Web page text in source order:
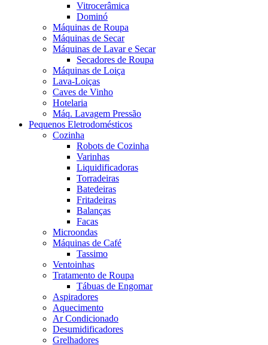
Vitrocerâmica
Dominó
Máquinas de Roupa
Máquinas de Secar
Máquinas de Lavar e Secar
Secadores de Roupa
Máquinas de Loiça
Lava-Loiças
Caves de Vinho
Hotelaria
Máq. Lavagem Pressão
Pequenos Eletrodomésticos
Cozinha
Robots de Cozinha
Varinhas
Liquidificadoras
Torradeiras
Batedeiras
Fritadeiras
Balanças
Facas
Microondas
Máquinas de Café
Tassimo
Ventoinhas
Tratamento de Roupa
Tábuas de Engomar
Aspiradores
Aquecimento
Ar Condicionado
Desumidificadores
Grelhadores